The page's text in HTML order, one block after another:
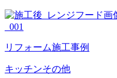
リフォーム施工事例
キッチンその他